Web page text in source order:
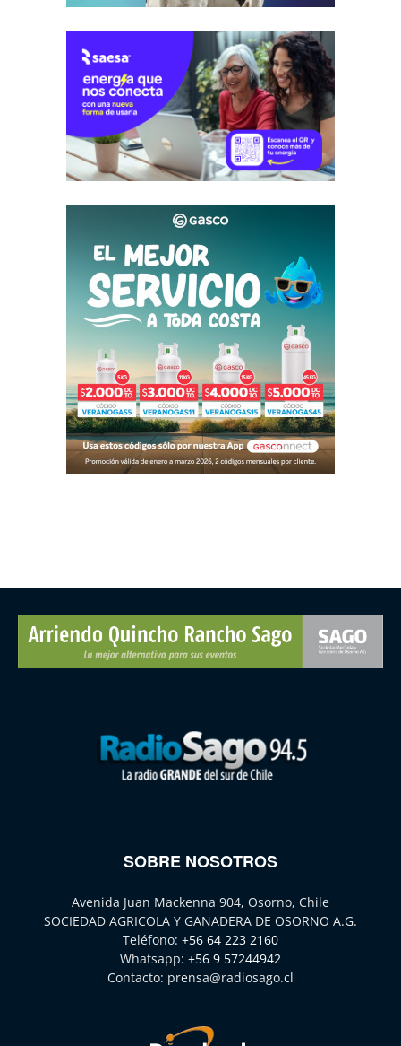
SOBRE NOSOTROS
Avenida Juan Mackenna 904, Osorno, Chile
SOCIEDAD AGRICOLA Y GANADERA DE OSORNO A.G.
Teléfono: +56 64 223 2160
Whatsapp: +56 9 57244942
Contacto: prensa@radiosago.cl